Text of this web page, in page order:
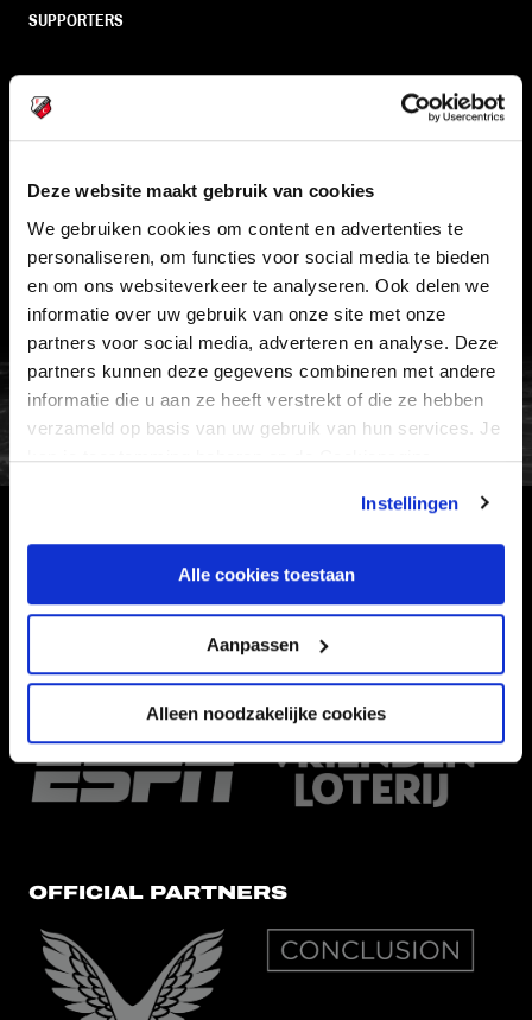
Deze website maakt gebruik van cookies
We gebruiken cookies om content en advertenties te
personaliseren, om functies voor social media te bieden
en om ons websiteverkeer te analyseren. Ook delen we
informatie over uw gebruik van onze site met onze
partners voor social media, adverteren en analyse. Deze
partners kunnen deze gegevens combineren met andere
informatie die u aan ze heeft verstrekt of die ze hebben
verzameld op basis van uw gebruik van hun services. Je
kan je toestemming beheren op de Cookiepagina.
Instellingen
Alle cookies toestaan
Aanpassen
Alleen noodzakelijke cookies
SUPPORTERS
Informatie
VEELGESTELDE VRAGEN
CONTACT
WERKEN BIJ
FC Utrecht<br>vanuit<br>het
HOOFDSPONSOR
EREDIVISIEPARTNERS
OFFICIAL PARTNERS